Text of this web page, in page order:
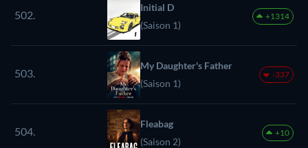
502.
Initial D
(Saison 1)
+1314
503.
My Daughter's Father
(Saison 1)
-337
504.
Fleabag
(Saison 2)
+10